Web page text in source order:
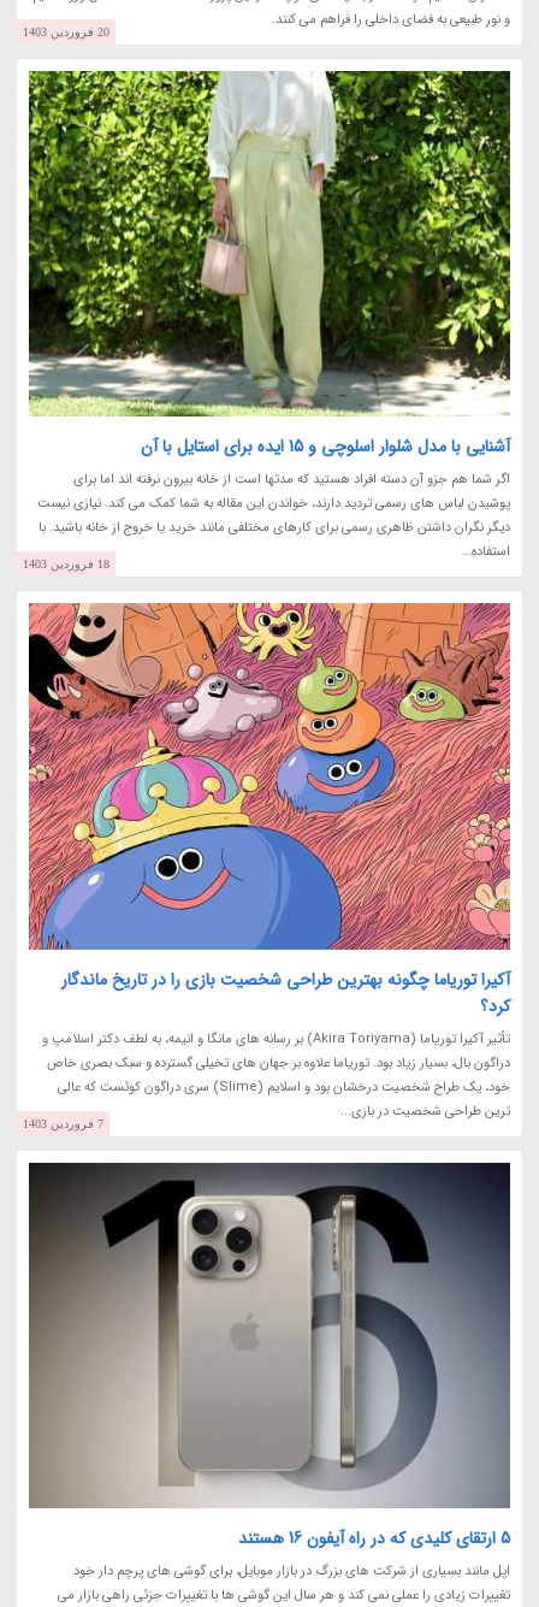
و نور طبیعی به فضای داخلی را فراهم می کنند.
20 فروردین 1403
آشنایی با مدل شلوار اسلوچی و 15 ایده برای استایل با آن
اگر شما هم جزو آن دسته افراد هستید که مدتها است از خانه بیرون نرفته اند اما برای
پوشیدن لباس های رسمی تردید دارند، خواندن این مقاله به شما کمک می کند. نیازی نیست
دیگر نگران داشتن ظاهری رسمی برای کارهای مختلفی مانند خرید یا خروج از خانه باشید. با
استفاده...
18 فروردین 1403
آکیرا توریاما چگونه بهترین طراحی شخصیت بازی را در تاریخ ماندگار
کرد؟
تأثیر آکیرا توریاما (Akira Toriyama) بر رسانه های مانگا و انیمه، به لطف دکتر اسلامپ و
دراگون بال، بسیار زیاد بود. توریاما علاوه بر جهان های تخیلی گسترده و سبک بصری خاص
خود، یک طراح شخصیت درخشان بود و اسلایم (Slime) سری دراگون کوئست که عالی
ترین طراحی شخصیت در بازی...
7 فروردین 1403
5 ارتقای کلیدی که در راه آیفون 16 هستند
اپل مانند بسیاری از شرکت های بزرگ در بازار موبایل، برای گوشی های پرچم دار خود
تغییرات زیادی را عملی نمی کند و هر سال این گوشی ها با تغییرات جزئی راهی بازار می